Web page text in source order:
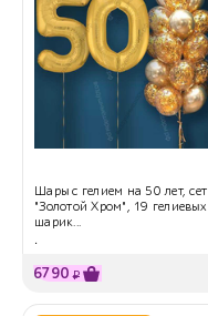
Шары с гелием на 50 лет, сет
"Золотой Хром", 19 гелиевых
шарик...
.
6790 ₽